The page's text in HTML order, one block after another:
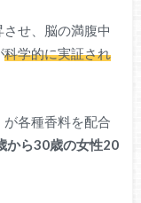
せ、脳の満腹中
科学的に実証され
各種香料を配合
から30歳の女性20